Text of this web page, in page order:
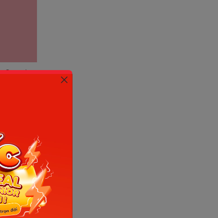
Sưu tầm
người
7-10
hCG
y
nhi